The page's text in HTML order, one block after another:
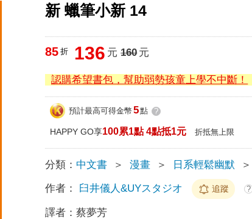
新 蠟筆小新 14
85 折 136 元 160元
認購希望書包，幫助弱勢孩童上學不中斷！
預計最高可得金幣 5點 ?
HAPPY GO享100累1點 4點抵1元 折抵無上限
分類： 中文書 ＞ 漫畫 ＞ 日系輕鬆幽默 ＞
作者： 臼井儀人&UYスタジオ 追蹤 ?
譯者：蔡夢芳